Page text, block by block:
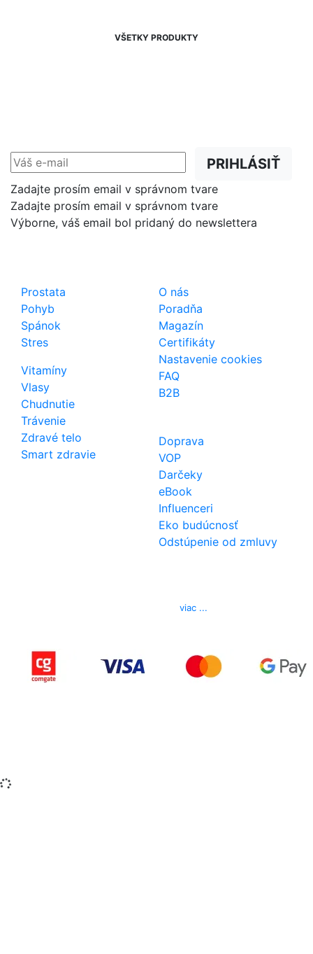
VŠETKY PRODUKTY
PRIHLÁSIŤ
Zadajte prosím email v správnom tvare
Zadajte prosím email v správnom tvare
Výborne, váš email bol pridaný do newslettera
Prostata
Pohyb
Spánok
Stres
Vitamíny
Vlasy
Chudnutie
Trávenie
Zdravé telo
Smart zdravie
O nás
Poradňa
Magazín
Certifikáty
Nastavenie cookies
FAQ
B2B
Doprava
VOP
Darčeky
eBook
Influenceri
Eko budúcnosť
Odstúpenie od zmluvy
viac ...